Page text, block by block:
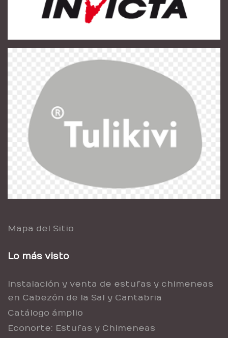
Mapa del Sitio
Lo más visto
Instalación y venta de estufas y chimeneas
en Cabezón de la Sal y Cantabria
Catálogo ámplio
Econorte: Estufas y Chimeneas